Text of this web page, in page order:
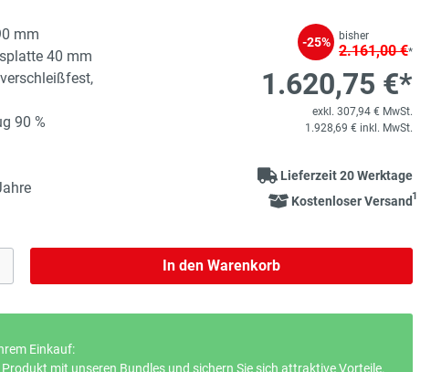
mm
40 mm
90 %
-25% bisher
2.161,00 €*
1.620,75 €*
exkl. 307,94 € MwSt.
1.928,69 € inkl. MwSt.
Lieferzeit 20 Werktage
Kostenloser Versand1
den gewünschten Wert ein oder
In den Warenkorb
Einkauf:
Produkt mit unseren Bundles und sichern Sie sich attraktive Vorteile.